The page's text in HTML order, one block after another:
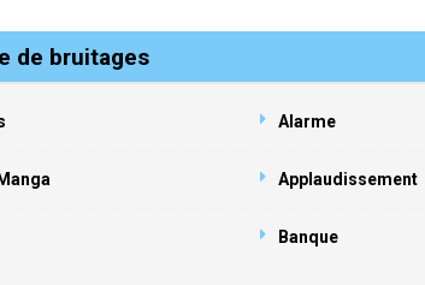
de bruitages
Alarme
Applaudissement
Banque